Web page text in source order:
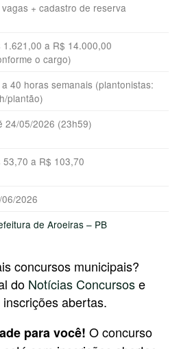
+ cadastro de reserva
1.621,00 a R$ 14.000,00
o cargo)
40 horas semanais (plantonistas:
plantão)
24/05/2026 (23h59)
53,70 a R$ 103,70
2026
de Aroeiras – PB
concursos municipais?
do Notícias Concursose
abertas.
para você! O concurso